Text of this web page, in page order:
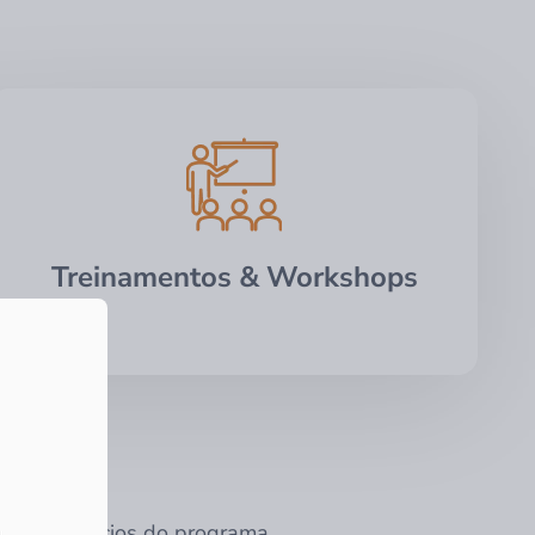
Treinamentos & Workshops